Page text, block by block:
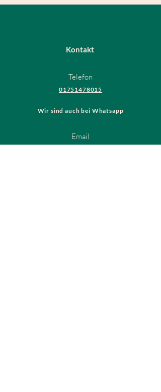
Kontakt
Telefon
01751478015
Wir sind auch bei Whatsapp
Email